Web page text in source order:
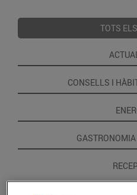
TOTS
CONSELLS I